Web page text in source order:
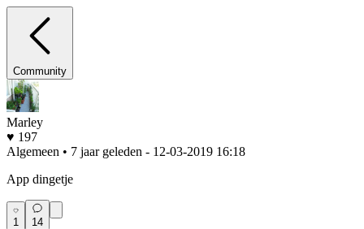
Community
Marley
♥ 197
Algemeen • 7 jaar geleden - 12-03-2019 16:18
App dingetje
1 14